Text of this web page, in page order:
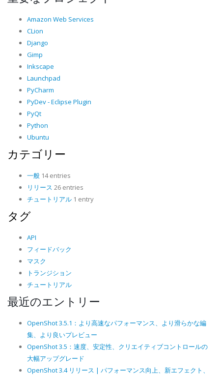
Amazon Web Services
CLion
Django
Gimp
Inkscape
Launchpad
PyCharm
PyDev - Eclipse Plugin
PyQt
Python
Ubuntu
カテゴリー
一般 14 entries
リリース 26 entries
チュートリアル 1 entry
タグ
API
フィードバック
マスク
トランジション
チュートリアル
最近のエントリー
OpenShot 3.5.1：より高速なパフォーマンス、より滑らかな編
集、より良いプレビュー
OpenShot 3.5：速度、安定性、クリエイティブコントロールの
大幅アップグレード
OpenShot 3.4 リリース | パフォーマンス向上、新エフェクト、